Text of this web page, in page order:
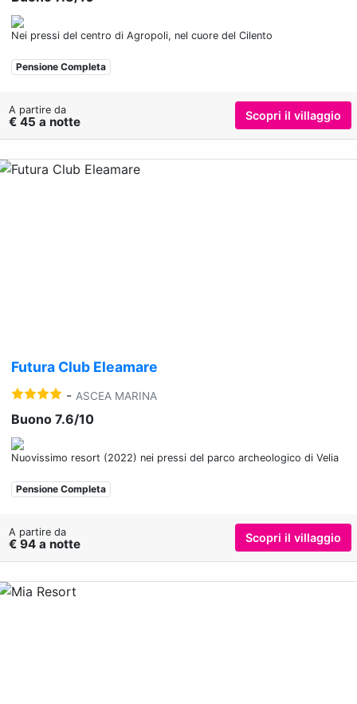
Nei pressi del centro di Agropoli, nel cuore del Cilento
Pensione Completa
A partire da
€ 45 a notte Scopri il villaggio
Futura Club Eleamare
- ASCEA MARINA
Buono 7.6/10
Nuovissimo resort (2022) nei pressi del parco archeologico di Velia
Pensione Completa
A partire da
€ 94 a notte Scopri il villaggio